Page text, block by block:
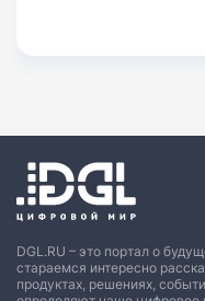
DGL.RU – это портал о
стараемся интересно
продуктах, решениях,